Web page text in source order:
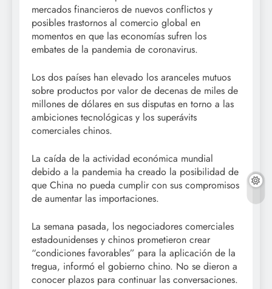
mercados financieros de nuevos conflictos y
posibles trastornos al comercio global en
momentos en que las economías sufren los
embates de la pandemia de coronavirus.
Los dos países han elevado los aranceles mutuos
sobre productos por valor de decenas de miles de
millones de dólares en sus disputas en torno a las
ambiciones tecnológicas y los superávits
comerciales chinos.
La caída de la actividad económica mundial
debido a la pandemia ha creado la posibilidad de
que China no pueda cumplir con sus compromisos
de aumentar las importaciones.
La semana pasada, los negociadores comerciales
estadounidenses y chinos prometieron crear
“condiciones favorables” para la aplicación de la
tregua, informó el gobierno chino. No se dieron a
conocer plazos para continuar las conversaciones.